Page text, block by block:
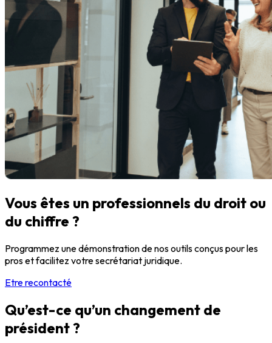
Vous êtes un professionnels du droit ou
du chiffre ?
Programmez une démonstration de nos outils conçus pour les
pros et facilitez votre secrétariat juridique.
Etre recontacté
Qu’est-ce qu’un changement de
président ?